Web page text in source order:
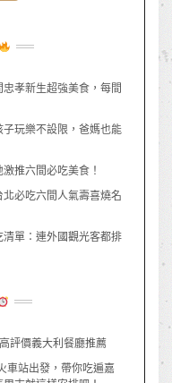
孝新生超強美食，每間
玩樂不設限，爸媽也能
推六間必吃美食！
必吃六間人氣壽喜燒名
單：連外國觀光客都排
評價義大利餐廳推薦
車站出發，帶你吃遍嘉